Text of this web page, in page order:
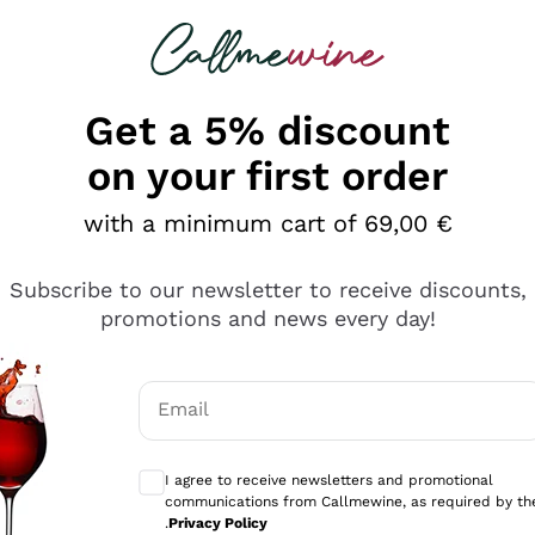
looking for
è male ma secondo me ci sono alternative che
Get a 5% discount
on your first order
with a minimum cart of 69,00 €
Subscribe to our newsletter to receive discounts,
promotions and news every day!
Email
I agree to receive newsletters and promotional
communications from Callmewine, as required by
.Privacy Policy